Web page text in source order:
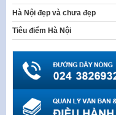
Hà Nội đẹp và chưa đẹp
Tiêu điểm Hà Nội